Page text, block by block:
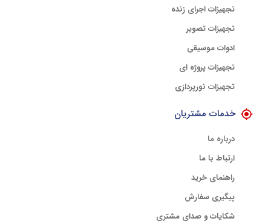
تجهیزات اجرای زنده
تجهیزات تصویر
ادوات موسیقی
تجهیزات پروژه ای
تجهیزات نورپردازی
خدمات مشتریان
درباره ما
ارتباط با ما
راهنمای خرید
پیگیری سفارش
شکایات و صدای مشتری